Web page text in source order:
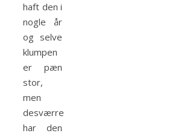
haft den i
nogle år
og selve
klumpen
er pæn
stor,
men
desværre
har den